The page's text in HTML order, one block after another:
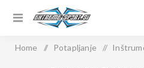
Home / Potapljanje /